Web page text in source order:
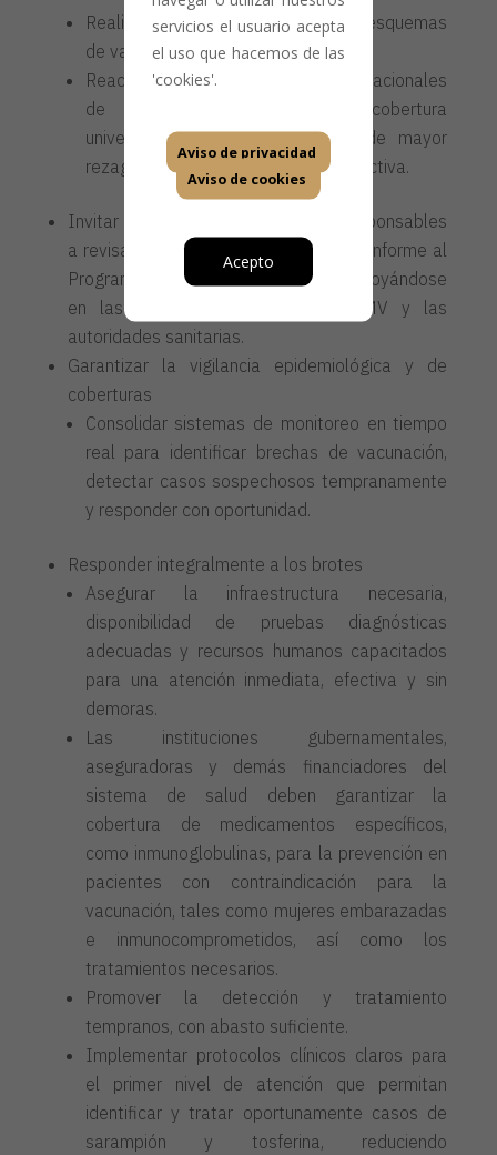
Realiza programas para completar esquemas
de vacunación (Catch-up)
Reactivar y potenciar las Semanas Nacionales
de Vacunación, asegurando cobertura
universal, énfasis en las zonas de mayor
rezago, y participación comunitaria activa.
Invitar a padres, tutores y adultos responsables
a revisar y completar los esquemas conforme al
Programa de Vacunación Universal, apoyándose
en las recomendaciones de la AMV y las
autoridades sanitarias.
Garantizar la vigilancia epidemiológica y de
coberturas
Consolidar sistemas de monitoreo en tiempo
real para identificar brechas de vacunación,
detectar casos sospechosos tempranamente
y responder con oportunidad.
Responder integralmente a los brotes
Asegurar la infraestructura necesaria,
disponibilidad de pruebas diagnósticas
adecuadas y recursos humanos capacitados
para una atención inmediata, efectiva y sin
demoras.
Las instituciones gubernamentales,
aseguradoras y demás financiadores del
sistema de salud deben garantizar la
cobertura de medicamentos específicos,
como inmunoglobulinas, para la prevención en
pacientes con contraindicación para la
vacunación, tales como mujeres embarazadas
e inmunocomprometidos, así como los
tratamientos necesarios.
Promover la detección y tratamiento
tempranos, con abasto suficiente.
Implementar protocolos clínicos claros para
el primer nivel de atención que permitan
identificar y tratar oportunamente casos de
sarampión y tosferina, reduciendo
servicios el usuario acepta
el uso que hacemos de las
'cookies'.
Aviso de privacidad
Aviso de cookies
Acepto